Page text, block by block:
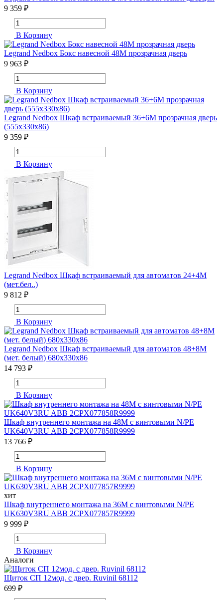
9 359 ₽
В Корзину
Legrand Nedbox Бокс навесной 48М прозрачная дверь
9 963 ₽
В Корзину
Legrand Nedbox Шкаф встраиваемый 36+6М прозрачная дверь
(555x330x86)
9 359 ₽
В Корзину
Legrand Nedbox Шкаф встраиваемый для автоматов 24+4М
(мет.бел..)
9 812 ₽
В Корзину
Legrand Nedbox Шкаф встраиваемый для автоматов 48+8М
(мет. белый) 680x330x86
14 793 ₽
В Корзину
Шкаф внутреннего монтажа на 48М с винтовыми N/PE
UK640V3RU ABB 2CPX077858R9999
13 766 ₽
В Корзину
хит
Шкаф внутреннего монтажа на 36М с винтовыми N/PE
UK630V3RU ABB 2CPX077857R9999
9 999 ₽
В Корзину
Аналоги
Щиток СП 12мод. с двер. Ruvinil 68112
699 ₽